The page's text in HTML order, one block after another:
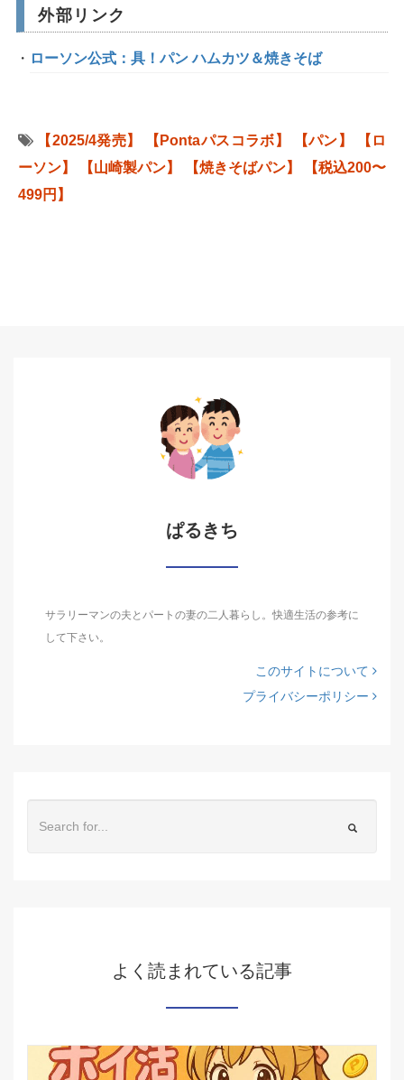
外部リンク
ローソン公式：具！パン ハムカツ＆焼きそば
【2025/4発売】 【Pontaパスコラボ】 【パン】
【ロ
ーソン】
【山崎製パン】 【焼きそばパン】
【税込200〜
499円】
ぱるきち
サラリーマンの夫とパートの妻の二人暮らし。快適生活の参考に
して下さい。
このサイトについて
プライバシーポリシー
よく読まれている記事